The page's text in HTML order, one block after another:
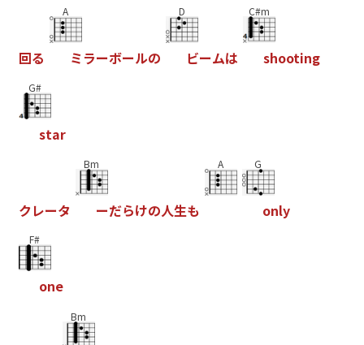
回る
A
ミラーボールの
D
ビームは
C#m
shooting
G#
star
クレータ
Bm
ーだらけの人生も
A G
only
F#
one
Bm